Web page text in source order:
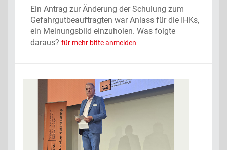
Ein Antrag zur Änderung der Schulung zum
Gefahrgutbeauftragten war Anlass für die IHKs,
ein Meinungsbild einzuholen. Was folgte
daraus? für mehr bitte anmelden